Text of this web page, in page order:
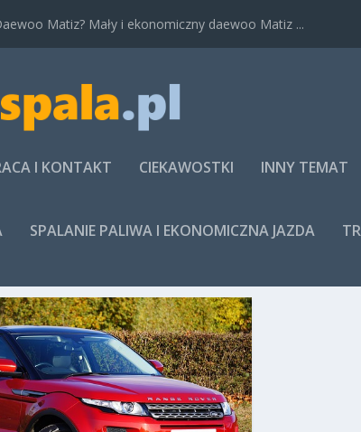
Matiz? Mały i ekonomiczny daewoo Matiz ...
I KONTAKT CIEKAWOSTKI INNY TEMAT
SPALANIE PALIWA I EKONOMICZNA JAZDA